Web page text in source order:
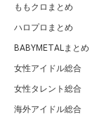
ももクロまとめ
ハロプロまとめ
BABYMETALまとめ
女性アイドル総合
女性タレント総合
海外アイドル総合